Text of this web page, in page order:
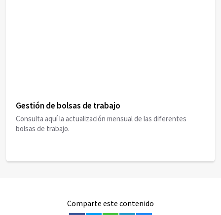
Gestión de bolsas de trabajo
Consulta aquí la actualización mensual de las diferentes
bolsas de trabajo.
Comparte este contenido